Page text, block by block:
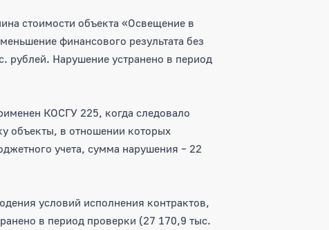
стоимости объекта «Освещение в
финансового результата без
рублей. Нарушение устранено в период
КОСГУ 225, когда следовало
объекты, в отношении которых
учета, сумма нарушения – 22
условий исполнения контрактов,
в период проверки (27 170,9 тыс.